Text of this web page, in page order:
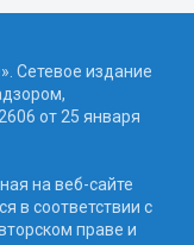
Сетевое издание
от 25 января
на веб-сайте
в соответствии с
праве и